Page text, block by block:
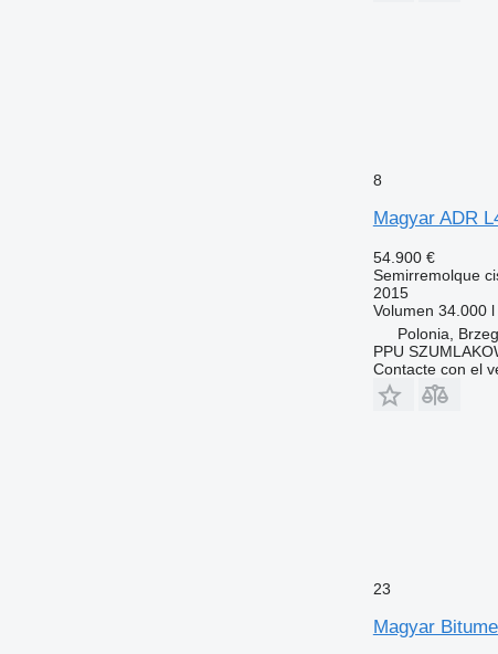
8
Magyar ADR
54.900 €
Semirremolque
2015
Volumen 34.000 l
Polonia, Brzeg
PPU
Contacte con el
23
Magyar